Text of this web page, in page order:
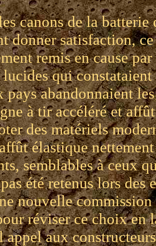
canons de la batterie
donner satisfaction,
remis en cause par
qui constataient
pays abandonnaient
à tir accéléré et
des matériels
élastique
semblables à ceux
été retenus lors des
nouvelle commission
réviser ce choix en
appel aux